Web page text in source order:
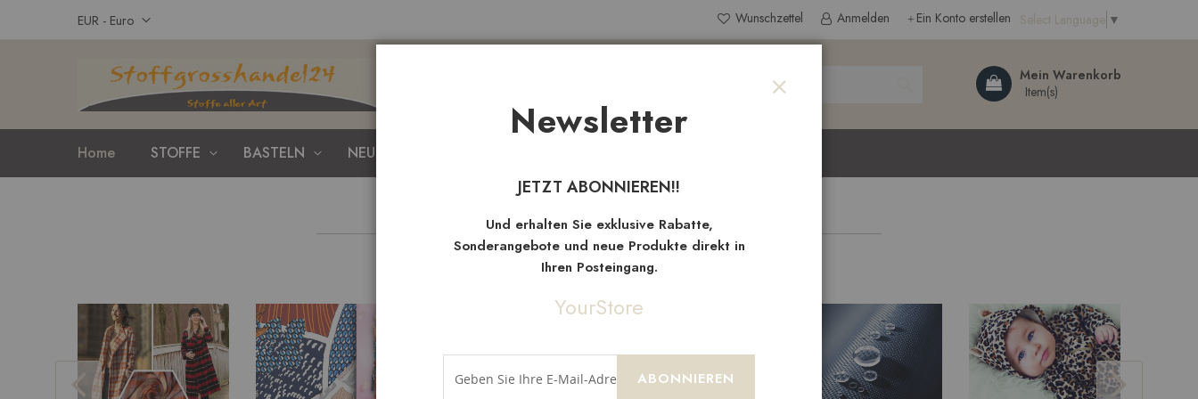
Inhalt
springen
Select Language ▼
EUR - Euro Wunschzettel Anmelden Ein Konto erstellen
Mein Warenkorb
Home STOFFE BASTELN NEUHEITEN
NeueArtikel
Newsletter
JETZT ABONNIEREN!!
Und erhalten Sie exklusive Rabatte,
Sonderangebote und neue Produkte direkt in
Ihren Posteingang.
YourStore
ABONNIEREN